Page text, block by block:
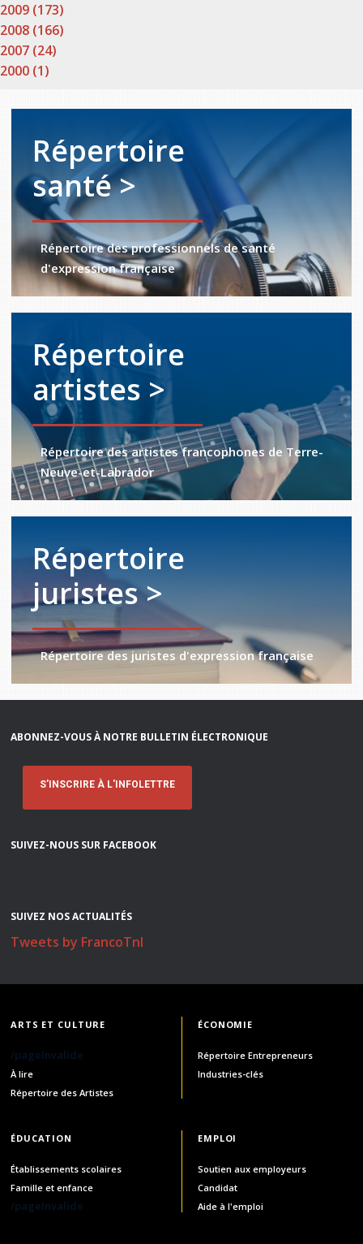
2009 (173)
2008 (166)
2007 (24)
2000 (1)
Répertoire
santé >
Répertoire des professionnels de santé
d'expression française
Répertoire
artistes >
Répertoire des artistes francophones de Terre-
Neuve-et-Labrador
Répertoire
juristes >
Répertoire des juristes d'expression française
ABONNEZ-VOUS À NOTRE BULLETIN ÉLECTRONIQUE
S'INSCRIRE À L'INFOLETTRE
SUIVEZ-NOUS SUR FACEBOOK
SUIVEZ NOS ACTUALITÉS
Tweets by FrancoTnl
ARTS ET CULTURE
/pageInvalide
À lire
Répertoire des Artistes
ÉCONOMIE
Répertoire Entrepreneurs
Industries-clés
ÉDUCATION
Établissements scolaires
Famille et enfance
/pageInvalide
EMPLOI
Soutien aux employeurs
Candidat
Aide à l'emploi